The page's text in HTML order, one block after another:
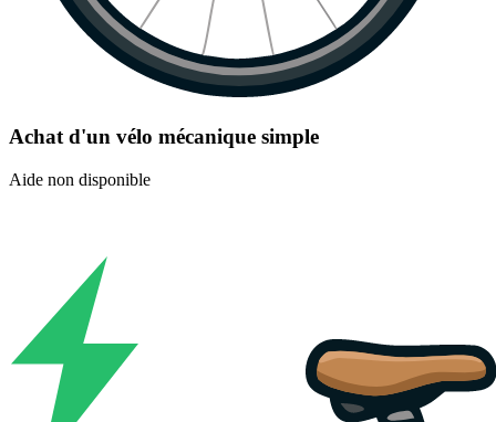
Achat d'un vélo mécanique simple
Aide non disponible